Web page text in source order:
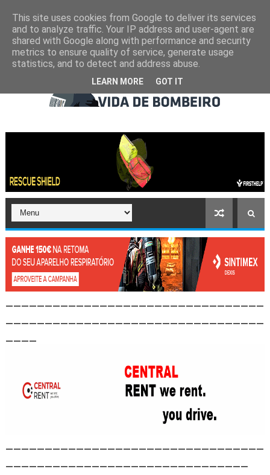
This site uses cookies from Google to deliver its services
and to analyze traffic. Your IP address and user-agent are
shared with Google along with performance and security
metrics to ensure quality of service, generate usage
statistics, and to detect and address abuse.
LEARN MORE GOT IT